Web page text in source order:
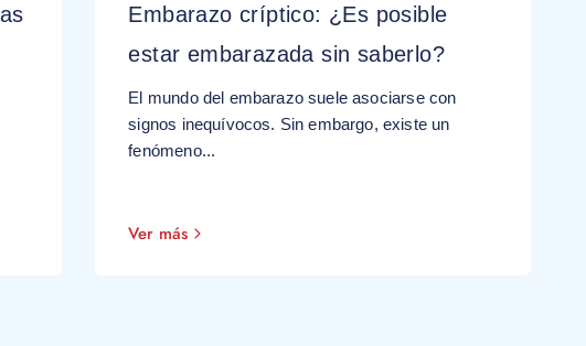
Embarazo críptico: ¿Es posible
estar embarazada sin saberlo?
El mundo del embarazo suele asociarse con
signos inequívocos. Sin embargo, existe un
fenómeno...
Ver más